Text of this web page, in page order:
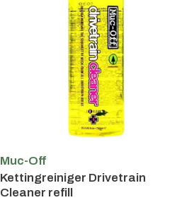
Muc-Off
Kettingreiniger Drivetrain
Cleaner refill